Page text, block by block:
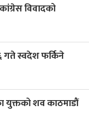
विवादको
गते स्वदेश फर्किने
युक्तको शव काठमाडौं